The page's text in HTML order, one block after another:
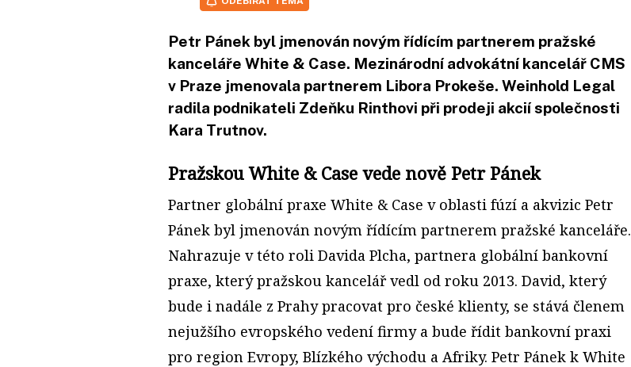
Petr Pánek byl jmenován novým řídícím partnerem pražské
kanceláře White & Case. Mezinárodní advokátní kancelář CMS
v Praze jmenovala partnerem Libora Prokeše. Weinhold Legal
radila podnikateli Zdeňku Rinthovi při prodeji akcií společnosti
Kara Trutnov.
Pražskou White & Case vede nově Petr Pánek
Partner globální praxe White & Case v oblasti fúzí a akvizic Petr
Pánek byl jmenován novým řídícím partnerem pražské kanceláře.
Nahrazuje v této roli Davida Plcha, partnera globální bankovní
praxe, který pražskou kancelář vedl od roku 2013. David, který
bude i nadále z Prahy pracovat pro české klienty, se stává členem
nejužšího evropského vedení firmy a bude řídit bankovní praxi
pro region Evropy, Blízkého východu a Afriky. Petr Pánek k White